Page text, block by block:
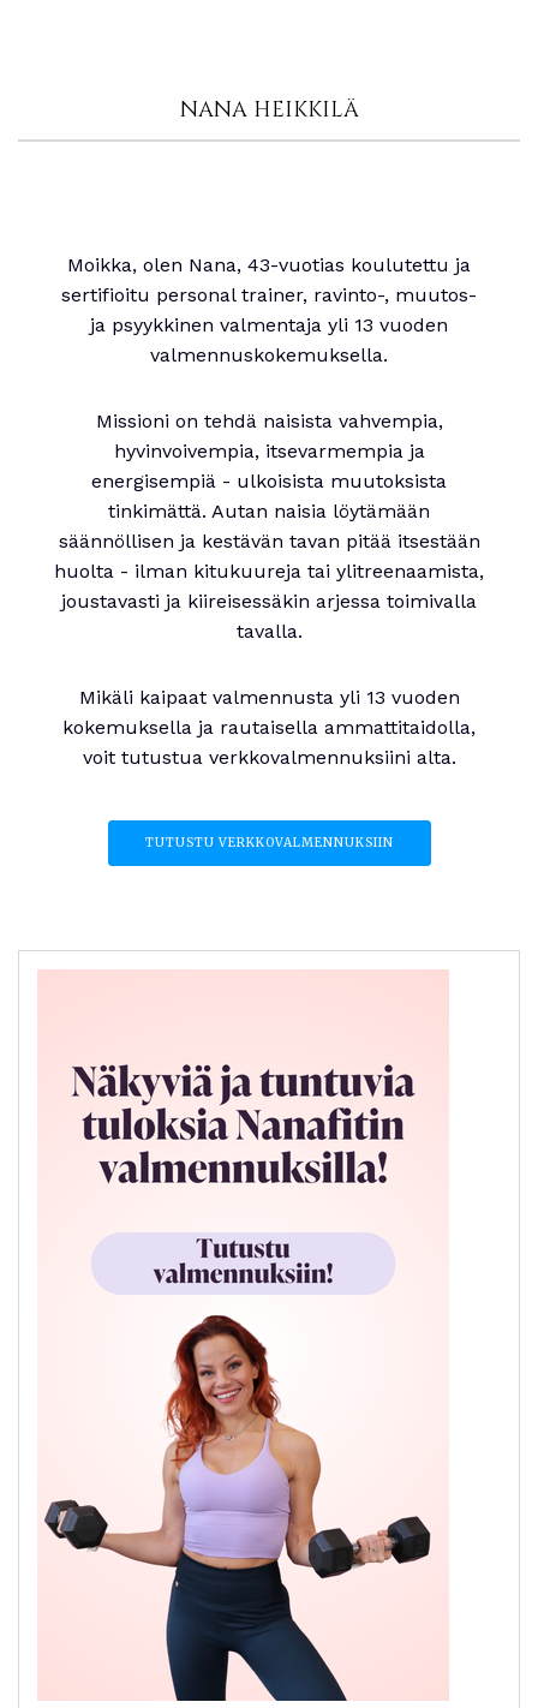
NANA HEIKKILÄ
Moikka, olen Nana, 43-vuotias koulutettu ja
sertifioitu personal trainer, ravinto-, muutos-
ja psyykkinen valmentaja yli 13 vuoden
valmennuskokemuksella.
Missioni on tehdä naisista vahvempia,
hyvinvoivempia, itsevarmempia ja
energisempiä - ulkoisista muutoksista
tinkimättä. Autan naisia löytämään
säännöllisen ja kestävän tavan pitää itsestään
huolta - ilman kitukuureja tai ylitreenaamista,
joustavasti ja kiireisessäkin arjessa toimivalla
tavalla.
Mikäli kaipaat valmennusta yli 13 vuoden
kokemuksella ja rautaisella ammattitaidolla,
voit tutustua verkkovalmennuksiini alta.
TUTUSTU VERKKOVALMENNUKSIIN